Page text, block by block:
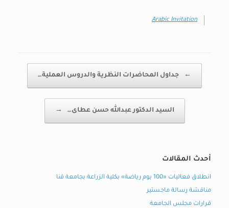
Arabic Invitation
← جداول المحاضرات النظرية والدروس العملية…
السيد الدكتور عبدالله حسن عطاى… →
أحدث المقالات
انطلاق فعاليات «100 يوم رياضة» بكلية الزراعة بجامعة قنا
مناقشة رسالة ماجستير
قرارات مجلس الجامعة